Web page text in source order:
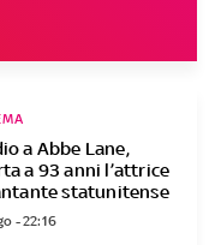
a Abbe Lane,
a 93 anni l’attrice
statunitense
- 22:16